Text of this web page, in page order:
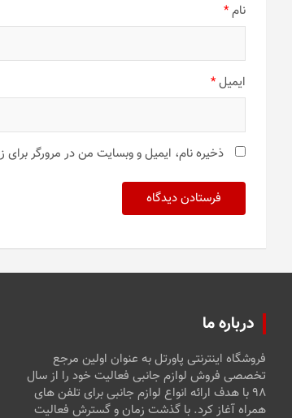
نام*
ایمیل*
ذخیره نام، ایمیل و وبسایت من در مرورگر
درباره ما
فروشگاه اینترنتی پاورتل به عنوان اولین مرجع
تخصصی فروش لوازم جانبی فعالیت خود را از سال
۹۸ با هدف ارائه انواع لوازم جانبی برای تلفن های
همراه آغاز کرد. با گذشت زمان و گسترش فعالیت